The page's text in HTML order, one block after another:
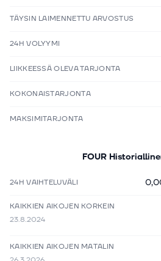
TÄYSIN LAIMENNETTU ARVOSTUS
24H VOLYYMI
LIIKKEESSÄ OLEVA TARJONTA
KOKONAISTARJONTA
MAKSIMITARJONTA
FOUR
24H VAIHTELUVÄLI
KAIKKIEN AIKOJEN KORKEIN
23.8.2024
KAIKKIEN AIKOJEN MATALIN